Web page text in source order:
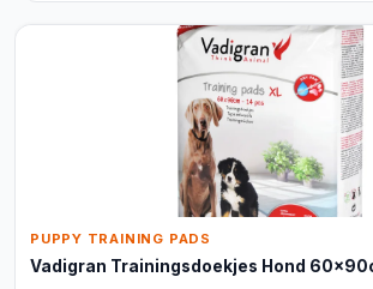
PUPPY TRAINING PADS
Vadigran Trainingsdoekjes Hond